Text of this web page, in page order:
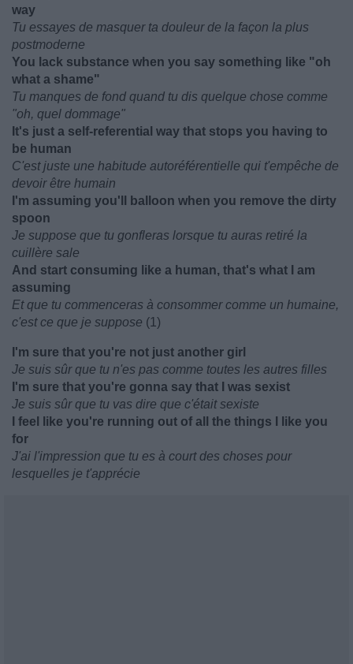
way
Tu essayes de masquer ta douleur de la façon la plus
postmoderne
You lack substance when you say something like "oh
what a shame"
Tu manques de fond quand tu dis quelque chose comme
"oh, quel dommage"
It's just a self-referential way that stops you having to
be human
C'est juste une habitude autoréférentielle qui t'empêche de
devoir être humain
I'm assuming you'll balloon when you remove the dirty
spoon
Je suppose que tu gonfleras lorsque tu auras retiré la
cuillère sale
And start consuming like a human, that's what I am
assuming
Et que tu commenceras à consommer comme un humaine,
c'est ce que je suppose (1)
I'm sure that you're not just another girl
Je suis sûr que tu n'es pas comme toutes les autres filles
I'm sure that you're gonna say that I was sexist
Je suis sûr que tu vas dire que c'était sexiste
I feel like you're running out of all the things I like you
for
J'ai l'impression que tu es à court des choses pour
lesquelles je t'apprécie